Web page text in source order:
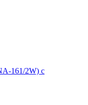
161/2W) с